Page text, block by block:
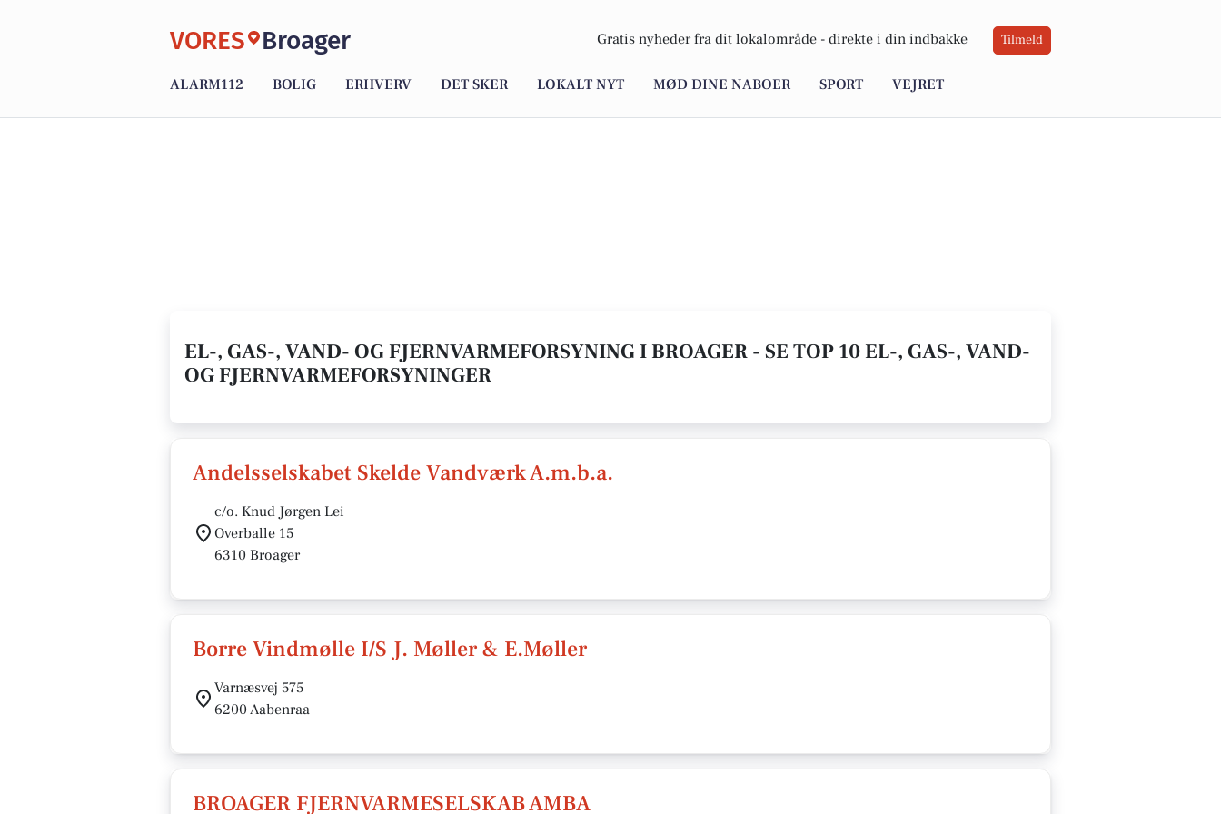
VORES Broager Gratis nyheder fra dit lokalområde - direkte i din indbakke Tilmeld
ALARM112 BOLIG ERHVERV DET SKER LOKALT NYT MØD DINE NABOER SPORT VEJRET
EL-, GAS-, VAND- OG FJERNVARMEFORSYNING I BROAGER - SE TOP 10 EL-, GAS-, VAND-
OG FJERNVARMEFORSYNINGER
Andelsselskabet Skelde Vandværk A.m.b.a.
c/o. Knud Jørgen Lei
Overballe 15
6310 Broager
Borre Vindmølle I/S J. Møller & E.Møller
Varnæsvej 575
6200 Aabenraa
BROAGER FJERNVARMESELSKAB AMBA